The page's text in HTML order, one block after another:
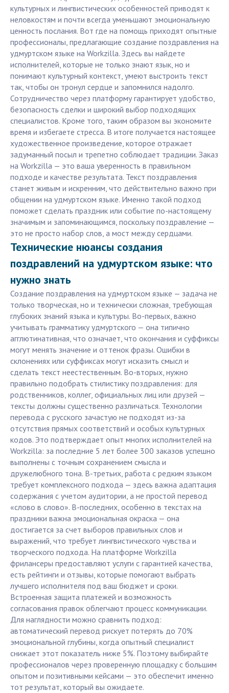
культурных и лингвистических особенностей приводят к
неловкостям и почти всегда уменьшают эмоциональную
ценность послания. Вот где на помощь приходят опытные
профессионалы, предлагающие создание поздравления на
удмуртском языке на Workzilla. Здесь вы найдете
исполнителей, которые не только знают язык, но и
понимают культурный контекст, умеют выстроить текст
так, чтобы он тронул сердце и запомнился надолго.
Сотрудничество через платформу гарантирует удобство,
безопасность сделки и широкий выбор подходящих
специалистов. Кроме того, таким образом вы экономите
время и избегаете стресса. В итоге получается настоящее
художественное произведение, которое отражает
задуманный посыл и трепетно соблюдает традиции. Заказ
на Workzilla — это ваша уверенность в правильном
подходе и качестве результата. Текст поздравления
станет живым и искренним, что действительно важно при
общении на удмуртском языке. Именно такой подход
поможет сделать праздник или событие по-настоящему
значимым и запоминающимся, поскольку поздравление —
это не просто набор слов, а мост между сердцами.
Технические нюансы создания
поздравлений на удмуртском языке: что
нужно знать
Создание поздравления на удмуртском языке — задача не
только творческая, но и технически сложная, требующая
глубоких знаний языка и культуры. Во-первых, важно
учитывать грамматику удмуртского — она типично
агглютинативная, что означает, что окончания и суффиксы
могут менять значение и оттенок фразы. Ошибки в
склонениях или суффиксах могут исказить смысл и
сделать текст неестественным. Во-вторых, нужно
правильно подобрать стилистику поздравления: для
родственников, коллег, официальных лиц или друзей —
тексты должны существенно различаться. Технологии
перевода с русского зачастую не подходят из-за
отсутствия прямых соответствий и особых культурных
кодов. Это подтверждает опыт многих исполнителей на
Workzilla: за последние 5 лет более 300 заказов успешно
выполнены с точным сохранением смысла и
дружелюбного тона. В-третьих, работа с редким языком
требует комплексного подхода — здесь важна адаптация
содержания с учетом аудитории, а не простой перевод
«слово в слово». В-последних, особенно в текстах на
праздники важна эмоциональная окраска — она
достигается за счет выборов правильных слов и
выражений, что требует лингвистического чувства и
творческого подхода. На платформе Workzilla
фрилансеры предоставляют услуги с гарантией качества,
есть рейтинги и отзывы, которые помогают выбрать
лучшего исполнителя под ваш бюджет и сроки.
Встроенная защита платежей и возможность
согласования правок облегчают процесс коммуникации.
Для наглядности можно сравнить подход:
автоматический перевод рискует потерять до 70%
эмоциональной глубины, когда опытный специалист
снижает этот показатель ниже 5%. Поэтому выбирайте
профессионалов через проверенную площадку с большим
опытом и позитивными кейсами — это обеспечит именно
тот результат, который вы ожидаете.